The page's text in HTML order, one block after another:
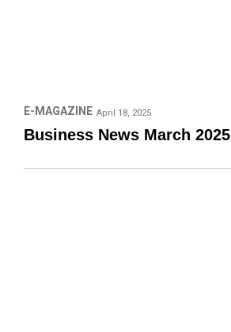
E-MAGAZINE April 18, 2025
Business News March 2025